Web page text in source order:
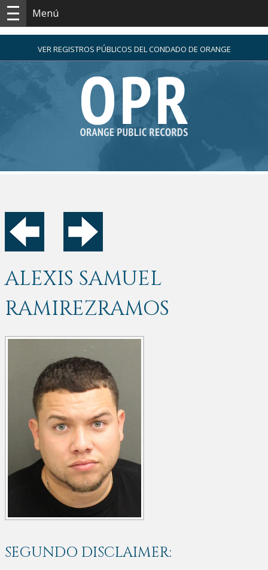
Menú
VER REGISTROS PÚBLICOS DEL CONDADO DE ORANGE
ALEXIS SAMUEL
RAMIREZRAMOS
SEGUNDO DISCLAIMER: